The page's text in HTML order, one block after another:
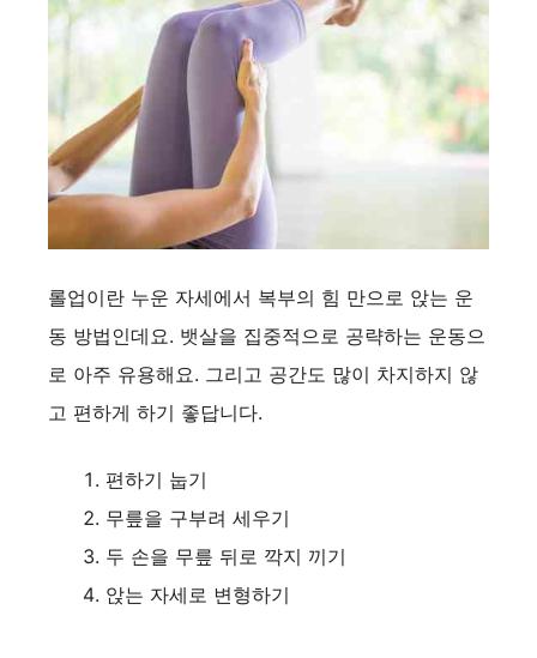
롤업이란 누운 자세에서 복부의 힘 만으로 앉는 운
동 방법인데요. 뱃살을 집중적으로 공략하는 운동으
로 아주 유용해요. 그리고 공간도 많이 차지하지 않
고 편하게 하기 좋답니다.
편하기 눕기
무릎을 구부려 세우기
두 손을 무릎 뒤로 깍지 끼기
앉는 자세로 변형하기